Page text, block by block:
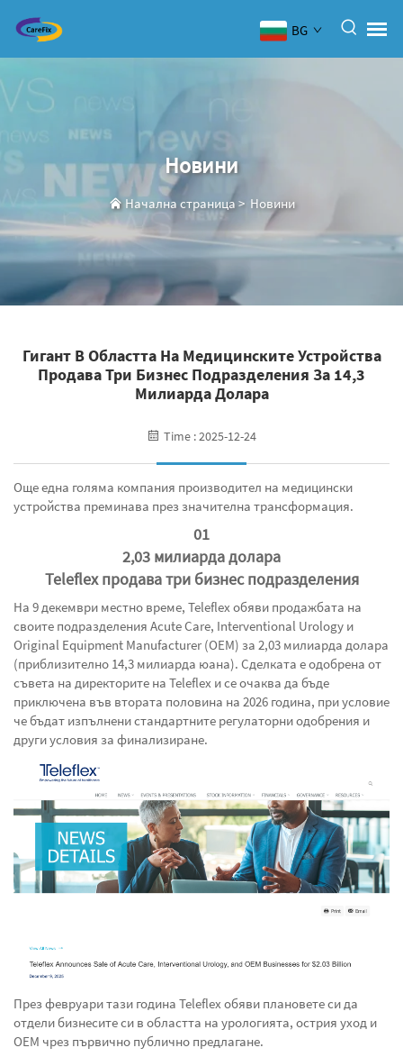
BG
Новини
Начална страница > Новини
Гигант В Областта На Медицинските Устройства
Продава Три Бизнес Подразделения За 14,3
Милиарда Долара
Time : 2025-12-24
Още една голяма компания производител на медицински
устройства преминава през значителна трансформация.
01
2,03 милиарда долара
Teleflex продава три бизнес подразделения
На 9 декември местно време, Teleflex обяви продажбата на
своите подразделения Acute Care, Interventional Urology и
Original Equipment Manufacturer (OEM) за 2,03 милиарда долара
(приблизително 14,3 милиарда юана). Сделката е одобрена от
съвета на директорите на Teleflex и се очаква да бъде
приключена във втората половина на 2026 година, при условие
че бъдат изпълнени стандартните регулаторни одобрения и
други условия за финализиране.
През февруари тази година Teleflex обяви плановете си да
отдели бизнесите си в областта на урологията, острия уход и
OEM чрез първично публично предлагане.